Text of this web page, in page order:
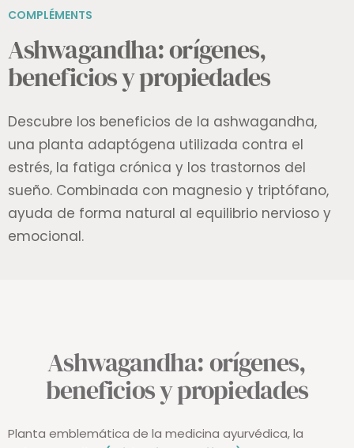
Ashwagandha: orígenes,
beneficios y propiedades
Descubre los beneficios de la ashwagandha,
una planta adaptógena utilizada contra el
estrés, la fatiga crónica y los trastornos del
sueño. Combinada con magnesio y triptófano,
ayuda de forma natural al equilibrio nervioso y
Ashwagandha: orígenes,
beneficios y propiedades